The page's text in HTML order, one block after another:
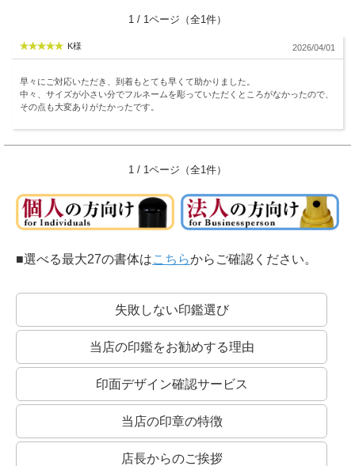
1 / 1ページ（全1件）
K様 2026/04/01
早々にご対応いただき、到着もとても早くて助かりました。
中々、サイズが小さい分でフルネームを彫っていただくところがなかったので、
その点も大変ありがたかったです。
1 / 1ページ（全1件）
■選べる最大27の書体はこちらからご確認ください。
失敗しない印鑑選び
当店の印鑑をお勧めする理由
印面デザイン確認サービス
当店の印章の特徴
店長からのご挨拶